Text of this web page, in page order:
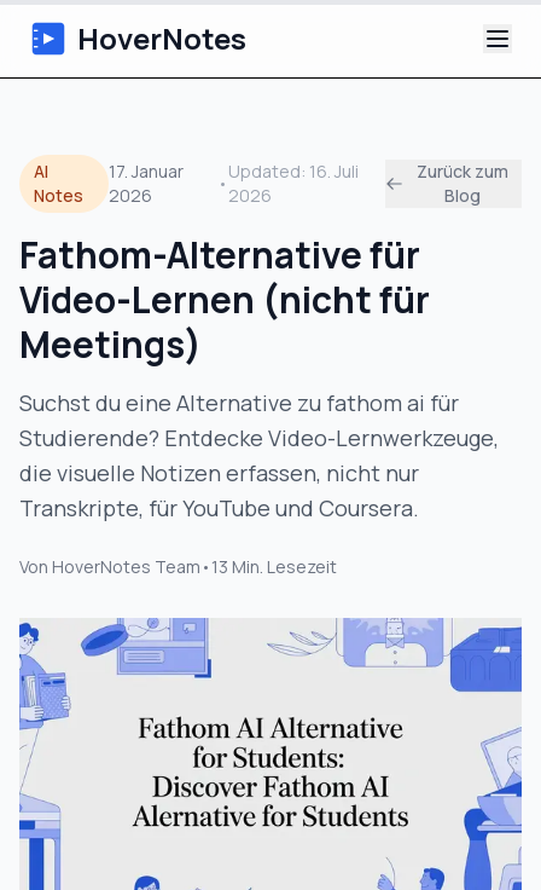
HoverNotes
Extension
KI-Video-Notizen
Tutorials
Blog
AI
Notes
17. Januar
2026
•
Updated: 16. Juli
2026
Zurück zum
Blog
Fathom-Alternative für
Video-Lernen (nicht für
Meetings)
Suchst du eine Alternative zu fathom ai für
Studierende? Entdecke Video-Lernwerkzeuge,
die visuelle Notizen erfassen, nicht nur
Transkripte, für YouTube und Coursera.
Von HoverNotes Team • 13 Min. Lesezeit